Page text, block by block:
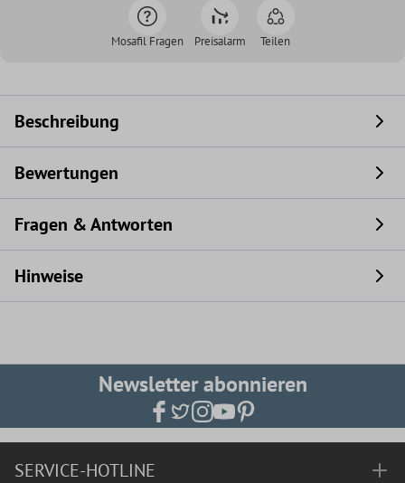
Mosafil Fragen Preisalarm Teilen
Beschreibung
Bewertungen
Fragen & Antworten
Hinweise
Newsletter abonnieren
SERVICE-HOTLINE